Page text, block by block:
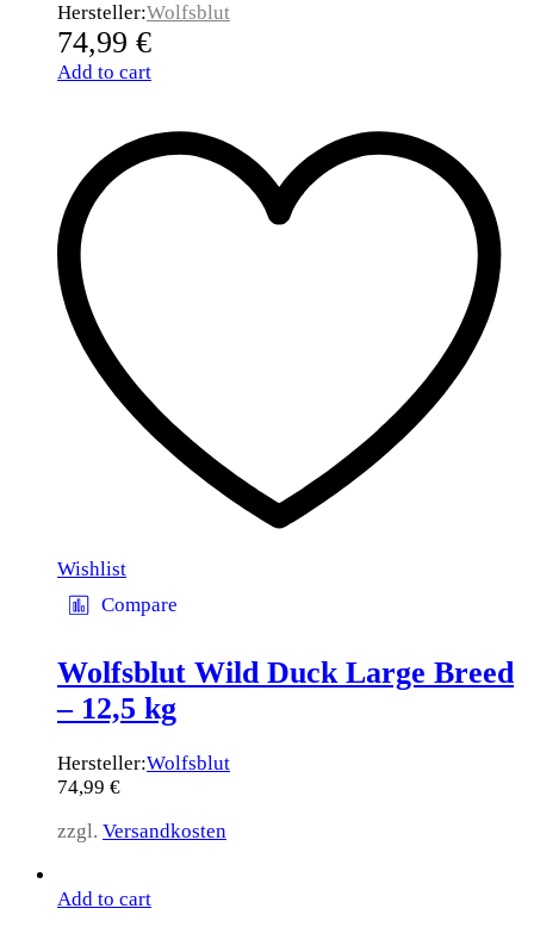
Hersteller:Wolfsblut
74,99 €
Add to cart
Wishlist
Compare
Wolfsblut Wild Duck Large Breed
– 12,5 kg
Hersteller:Wolfsblut
74,99 €
zzgl. Versandkosten
Add to cart